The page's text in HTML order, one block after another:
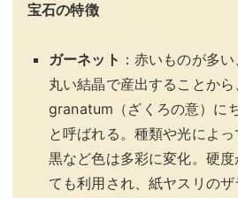
宝石の特徴
ガーネット ：赤いものが多
丸い結晶で産出することか
granatum（ざくろの意）に
と呼ばれる。種類や光によっ
黒など色は多彩に変化。硬
ても利用され、紙ヤスリの